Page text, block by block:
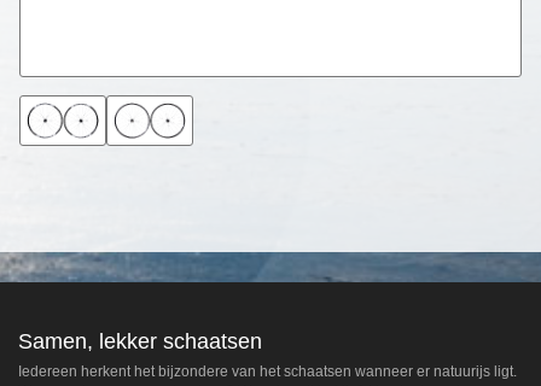
Samen, lekker schaatsen
Iedereen herkent het bijzondere van het schaatsen wanneer er natuurijs ligt.